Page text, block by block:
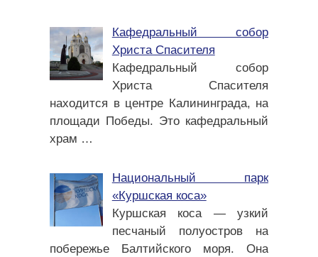
Кафедральный собор
Христа Спасителя
Кафедральный собор
Христа Спасителя
находится в центре Калининграда, на
площади Победы. Это кафедральный
храм …
Национальный парк
«Куршская коса»
Куршская коса — узкий
песчаный полуостров на
побережье Балтийского моря. Она